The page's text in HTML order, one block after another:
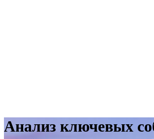
Анализ ключевых